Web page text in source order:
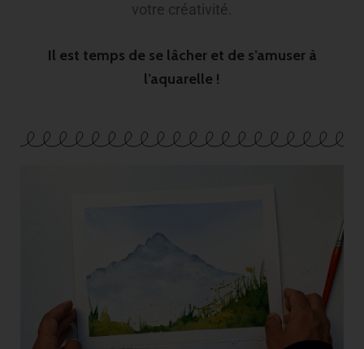
votre créativité.
Il est temps de se lâcher et de s’amuser à
l’aquarelle !